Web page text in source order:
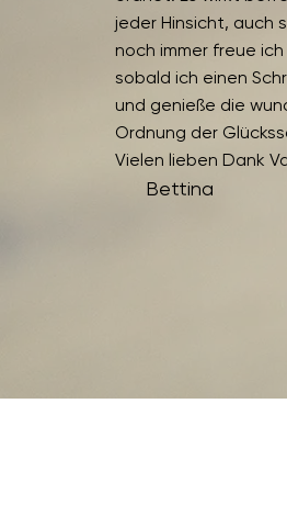
jeder Hinsicht, auch
noch immer freue ich
sobald ich einen
und genieße die
Ordnung der
Vielen lieben Dank
Bettina